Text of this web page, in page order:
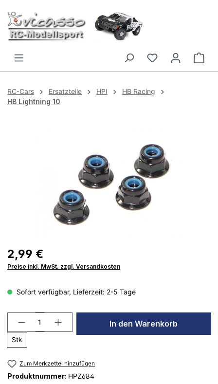
Zum Hauptinhalt springen
RC-Cars Ersatzteile HPI
HB Racing
HB Lightning 10
2,99 €
Preise inkl. MwSt. zzgl. Versandkosten
Sofort verfügbar, Lieferzeit: 2-5 Tage
Stk
In den Warenkorb
Zum Merkzettel hinzufügen
Produktnummer: HPZ684